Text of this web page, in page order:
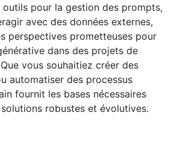
outils pour la gestion des prompts,
avec des données externes,
perspectives prometteuses pour
dans des projets de
vous souhaitiez créer des
automatiser des processus
fournit les bases nécessaires
robustes et évolutives.